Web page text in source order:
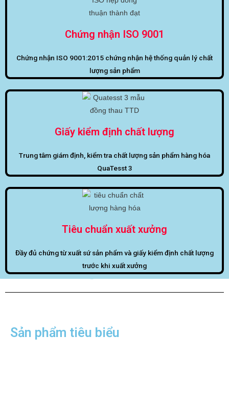
Chứng nhận ISO 9001
Chứng nhận ISO 9001:2015 chứng nhận hệ thống quản lý chất
lượng sản phẩm
Giấy kiểm định chất lượng
Trung tâm giám định, kiểm tra chất lượng sản phẩm hàng hóa
QuaTesst 3
Tiêu chuẩn xuất xưởng
Đầy đủ chứng từ xuất sứ sản phẩm và giấy kiểm định chất lượng
trước khi xuất xưởng
Sản phẩm tiêu biểu